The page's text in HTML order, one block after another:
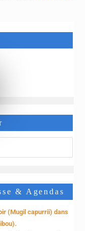
& Agendas
(Mugil capurrii) dans